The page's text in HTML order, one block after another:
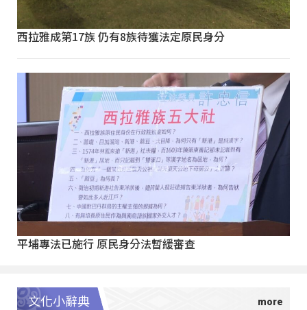
西拉雅成第17族 仍有8族待獲法定原民身分
平埔專法已施行 原民身分法暫緩審查
文化小辭典